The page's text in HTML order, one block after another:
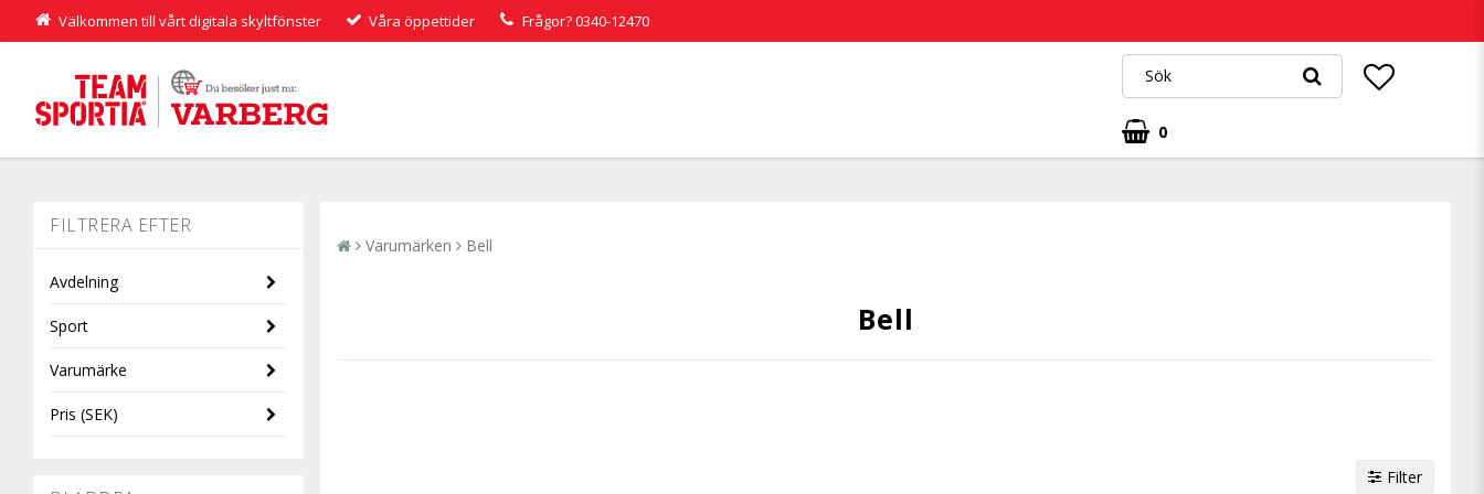
Välkommen till vårt digitala skyltfönster Våra öppettider Frågor?0340-12470
0
Avdelning
Herr
Sport
Cykel
Varumärke
BELL
Pris (SEK)
Varumärken Bell
Bell
Filter